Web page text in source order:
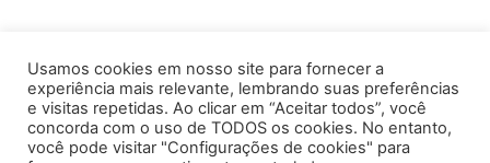
Webmail
Intranet
Administração
Usamos cookies em nosso site para fornecer a
experiência mais relevante, lembrando suas preferências
e visitas repetidas. Ao clicar em “Aceitar todos”, você
concorda com o uso de TODOS os cookies. No entanto,
você pode visitar "Configurações de cookies" para